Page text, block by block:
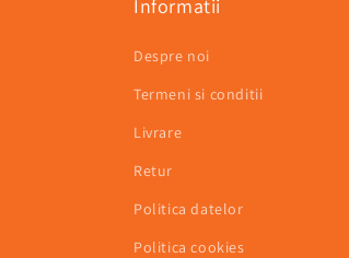
Informatii
Despre noi
Termeni si conditii
Livrare
Retur
Politica datelor
Politica cookies